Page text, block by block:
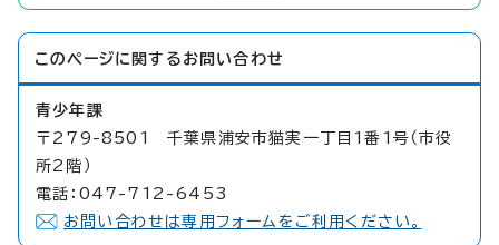
このページに関する お問い合わせ
青少年課
〒279-8501 千葉県浦安市猫実一丁目1番1号（市役
所2階）
電話：047-712-6453
お問い合わせは専用フォームをご利用ください。